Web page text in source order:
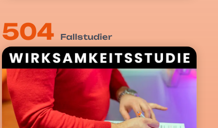
504 Fallstudier